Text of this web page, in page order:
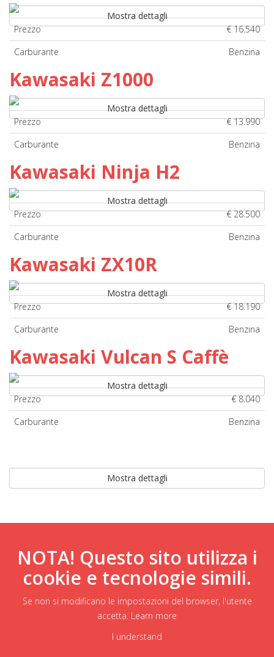
Mostra dettagli
Prezzo
€ 16.540
Carburante
Benzina
Mostra dettagli
Kawasaki Z1000
Prezzo
€ 13.990
Carburante
Benzina
Mostra dettagli
Kawasaki Ninja H2
Prezzo
€ 28.500
Carburante
Benzina
Mostra dettagli
Kawasaki ZX10R
Prezzo
€ 18.190
Carburante
Benzina
Mostra dettagli
Kawasaki Vulcan S Caffè
Prezzo
€ 8.040
Carburante
Benzina
Mostra dettagli
NOTA! Questo sito utilizza i
cookie e tecnologie simili.
Se non si modificano le impostazioni del browser, l'utente
accetta. Learn more
I understand